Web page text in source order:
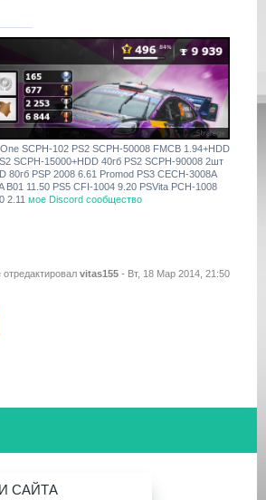
SCPH-102 PS2 SCPH-50008 FMCB 1.94+HDD
SCPH-15000+HDD 40гб PS2 SCPH-90008 2шт
80гб PSP 2008 6.61 Promod PS3 CECH-3008A
B01 11.50 PS5 CFI-1004 9.20 PSVita PCH-1008
2.11 мое Discord сообщество
vitas155 - Вт, 18 Мар 2014, 21:50
САЙТА